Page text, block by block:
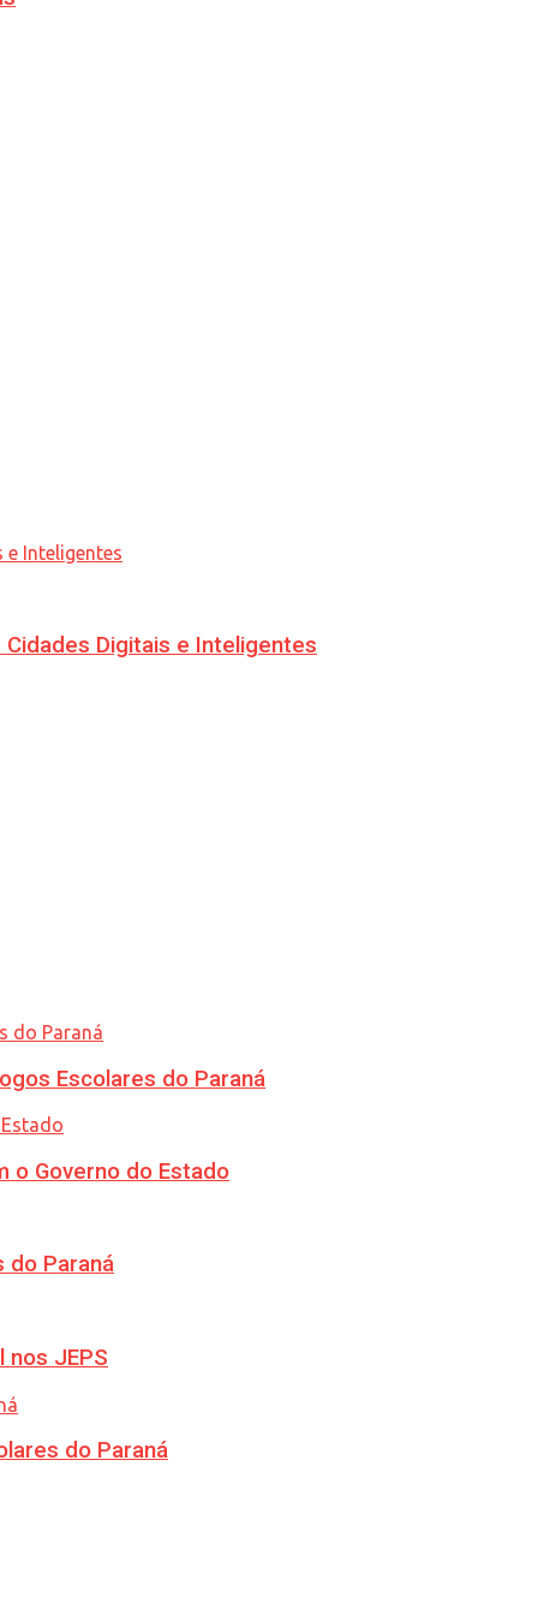
Digitais e Inteligentes
Escolares do Paraná
o Governo do Estado
do Paraná
JEPS
do Paraná